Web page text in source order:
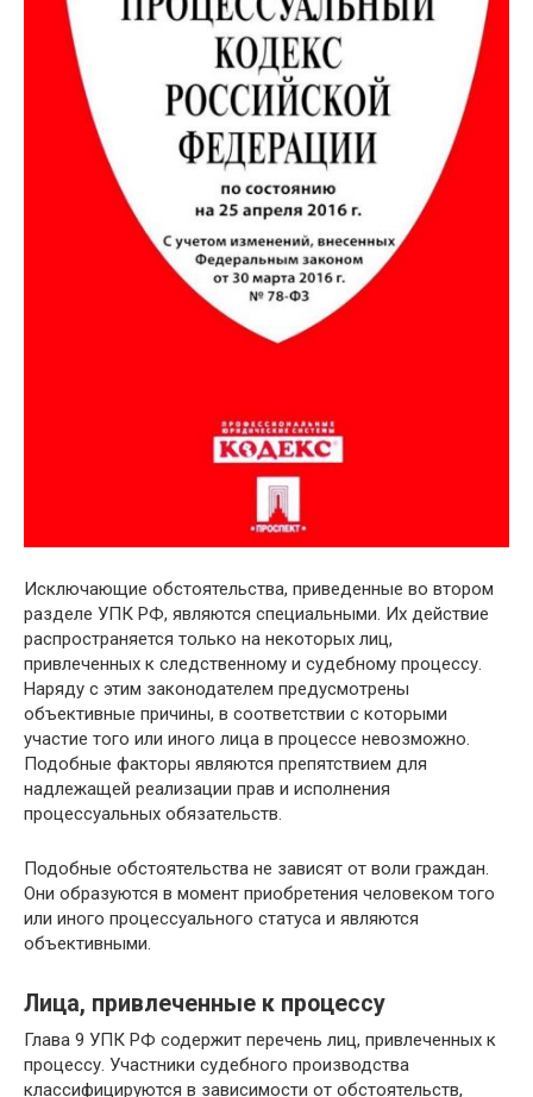
Исключающие обстоятельства, приведенные во втором
разделе УПК РФ, являются специальными. Их действие
распространяется только на некоторых лиц,
привлеченных к следственному и судебному процессу.
Наряду с этим законодателем предусмотрены
объективные причины, в соответствии с которыми
участие того или иного лица в процессе невозможно.
Подобные факторы являются препятствием для
надлежащей реализации прав и исполнения
процессуальных обязательств.
Подобные обстоятельства не зависят от воли граждан.
Они образуются в момент приобретения человеком того
или иного процессуального статуса и являются
объективными.
Лица, привлеченные к процессу
Глава 9 УПК РФ содержит перечень лиц, привлеченных к
процессу. Участники судебного производства
классифицируются в зависимости от обстоятельств,